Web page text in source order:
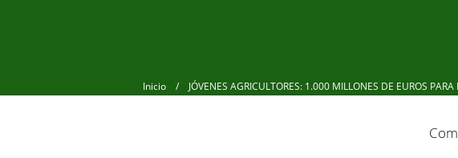
Inicio / JÓVENES AGRICULTORES: 1.000 MILLONES DE EUROS PARA